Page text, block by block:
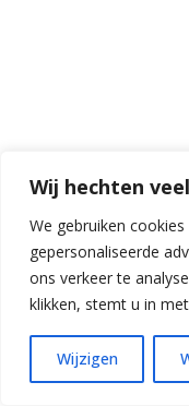
Wij hechten
We gebruiken
gepersonaliseerde
ons verkeer te
klikken, stemt u in
Wijzigen